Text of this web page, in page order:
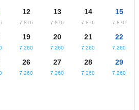
12
7,876
13
7,876
14
7,876
15
7,876
19
7,260
20
7,260
21
7,260
22
7,260
26
7,260
27
7,260
28
7,260
29
7,260